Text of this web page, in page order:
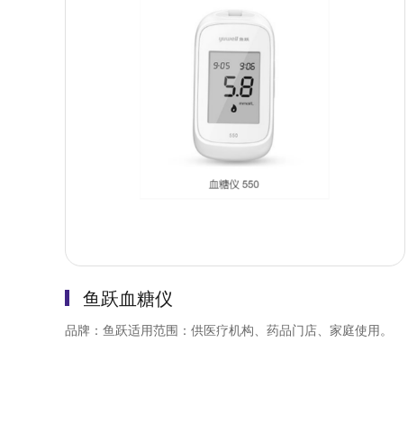
鱼跃血糖仪
品牌：鱼跃适用范围：供医疗机构、药品门店、家庭使用。